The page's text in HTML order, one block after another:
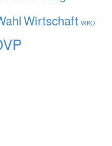
Wirtschaft WKO